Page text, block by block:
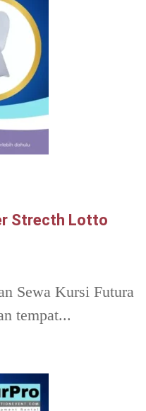
Strecth Lotto
Sewa Kursi Futura
tempat...